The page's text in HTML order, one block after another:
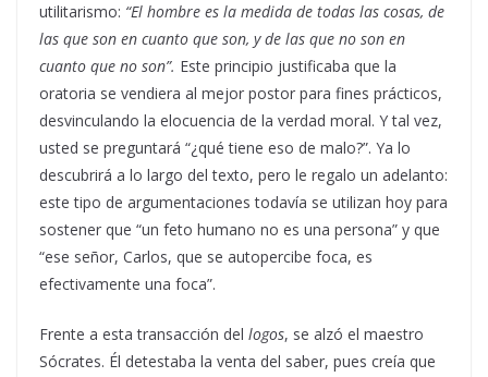
utilitarismo: “El hombre es la medida de todas las cosas, de
las que son en cuanto que son, y de las que no son en
cuanto que no son”. Este principio justificaba que la
oratoria se vendiera al mejor postor para fines prácticos,
desvinculando la elocuencia de la verdad moral. Y tal vez,
usted se preguntará “¿qué tiene eso de malo?”. Ya lo
descubrirá a lo largo del texto, pero le regalo un adelanto:
este tipo de argumentaciones todavía se utilizan hoy para
sostener que “un feto humano no es una persona” y que
“ese señor, Carlos, que se autopercibe foca, es
efectivamente una foca”.
Frente a esta transacción del logos, se alzó el maestro
Sócrates. Él detestaba la venta del saber, pues creía que